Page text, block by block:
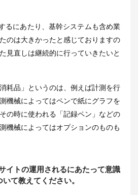
るにあたり、基幹システムも含め業
のは大きかったと感じておりますの
見直しは継続的に行っていきたいと
耗品」というのは、例えば計測を行
機械によってはペンで紙にグラフを
の時に使われる「記録ペン」などの
機械によってはオプションのものも
イトの運用されるにあたって意識
て教えてください。